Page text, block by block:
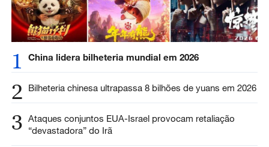
1 China lidera bilheteria mundial em 2026
2 Bilheteria chinesa ultrapassa 8 bilhões de yuans em 2026
3 Ataques conjuntos EUA-Israel provocam retaliação
“devastadora” do Irã